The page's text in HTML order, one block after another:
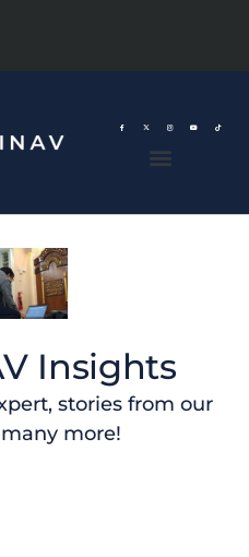
Insights
stories from our
more!